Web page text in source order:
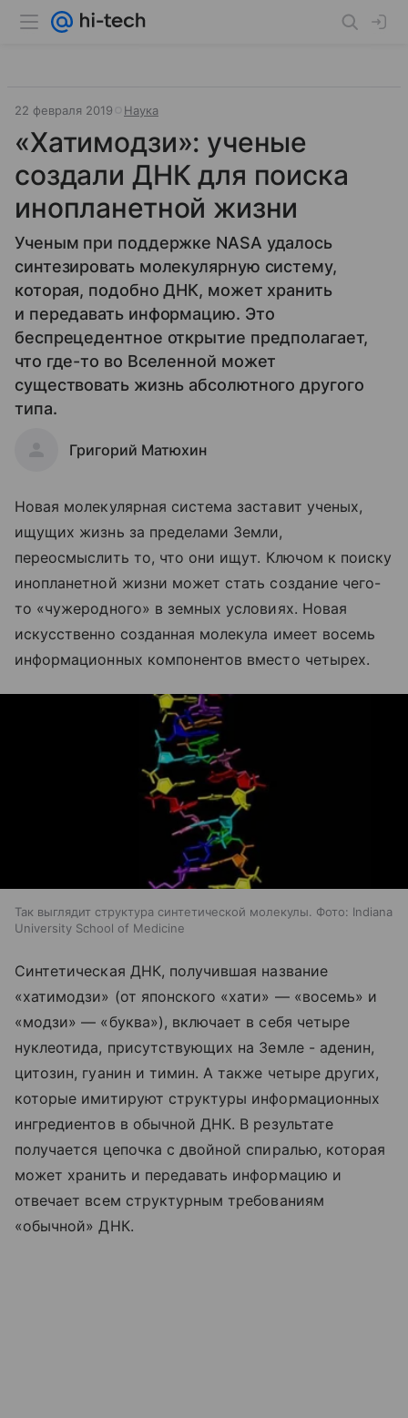
22 февраля 2019 Наука
«Хатимодзи»: ученые
создали ДНК для поиска
инопланетной жизни
Ученым при поддержке NASA удалось
синтезировать молекулярную систему,
которая, подобно ДНК, может хранить
и передавать информацию. Это
беспрецедентное открытие предполагает,
что где-то во Вселенной может
существовать жизнь абсолютного другого
типа.
Григорий Матюхин
Новая молекулярная система заставит ученых,
ищущих жизнь за пределами Земли,
переосмыслить то, что они ищут. Ключом к поиску
инопланетной жизни может стать создание чего-
то «чужеродного» в земных условиях. Новая
искусственно созданная молекула имеет восемь
информационных компонентов вместо четырех.
Так выглядит структура синтетической молекулы. Фото: Indiana
University School of Medicine
Синтетическая ДНК, получившая название
«хатимодзи» (от японского «хати» — «восемь» и
«модзи» — «буква»), включает в себя четыре
нуклеотида, присутствующих на Земле - аденин,
цитозин, гуанин и тимин. А также четыре других,
которые имитируют структуры информационных
ингредиентов в обычной ДНК. В результате
получается цепочка с двойной спиралью, которая
может хранить и передавать информацию и
отвечает всем структурным требованиям
«обычной» ДНК.